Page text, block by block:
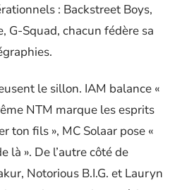
: Backstreet Boys,
G-Squad, chacun fédère sa
le sillon. IAM balance «
NTM marque les esprits
ton fils », MC Solaar pose «
là ». De l’autre côté de
Notorious B.I.G. et Lauryn